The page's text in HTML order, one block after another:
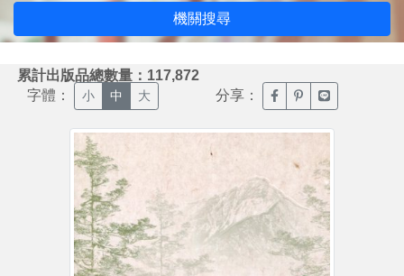
機關搜尋
累計出版品總數量：117,872
字體： 小 中 大 分享： 臉書分享(另開新視窗)
噗浪分享(另開新
Line分享(另